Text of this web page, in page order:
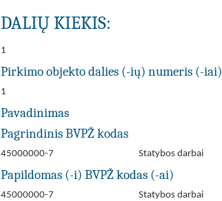
DALIŲ KIEKIS:
1
Pirkimo objekto dalies (-ių) numeris (-iai)
1
Pavadinimas
Pagrindinis BVPŽ kodas
45000000-7 Statybos darbai
Papildomas (-i) BVPŽ kodas (-ai)
45000000-7 Statybos darbai